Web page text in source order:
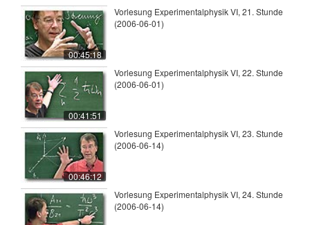
00:45:18
Vorlesung Experimentalphysik VI, 21. Stunde
(2006-06-01)
00:41:51
Vorlesung Experimentalphysik VI, 22. Stunde
(2006-06-01)
00:46:12
Vorlesung Experimentalphysik VI, 23. Stunde
(2006-06-14)
Vorlesung Experimentalphysik VI, 24. Stunde
(2006-06-14)